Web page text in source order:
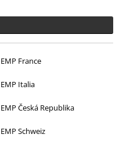
EMP France
EMP Italia
EMP Česká Republika
EMP Schweiz
21 juni 2020